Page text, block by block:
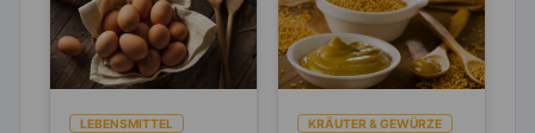
LEBENSMITTEL KRÄUTER & GEWÜRZE